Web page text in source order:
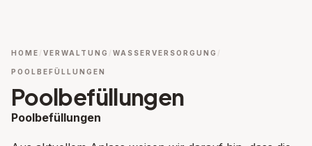
HOME VERWALTUNG WASSERVERSORGUNG
POOLBEFÜLLUNGEN
Poolbefüllungen
Poolbefüllungen